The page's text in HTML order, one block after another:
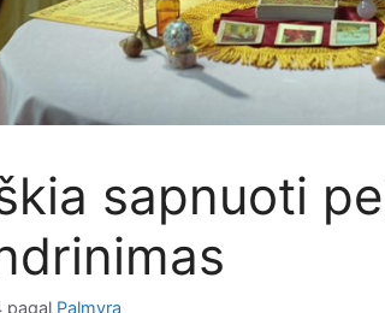
sapnuoti
pagal Palmyra